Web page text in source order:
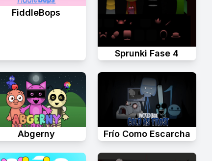
FiddleBops
Sprunki Fase 4
Abgerny Frío Como Escarcha